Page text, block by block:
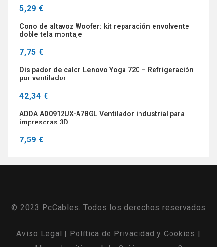
5,29 €
Cono de altavoz Woofer: kit reparación envolvente
doble tela montaje
7,75 €
Disipador de calor Lenovo Yoga 720 – Refrigeración
por ventilador
42,34 €
ADDA AD0912UX-A7BGL Ventilador industrial para
impresoras 3D
7,59 €
© 2023 PcCables. Todos los derechos reservados
Aviso Legal Política de Privacidad y Cookies